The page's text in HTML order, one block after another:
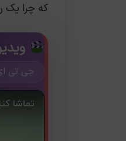
که چرا یک
جی تی ای 5 نسخه پلی